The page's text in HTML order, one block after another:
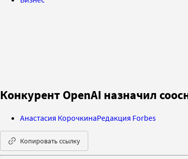
Конкурент OpenAI назначил
Анастасия КорочкинаРедакция Forbes
Копировать ссылку